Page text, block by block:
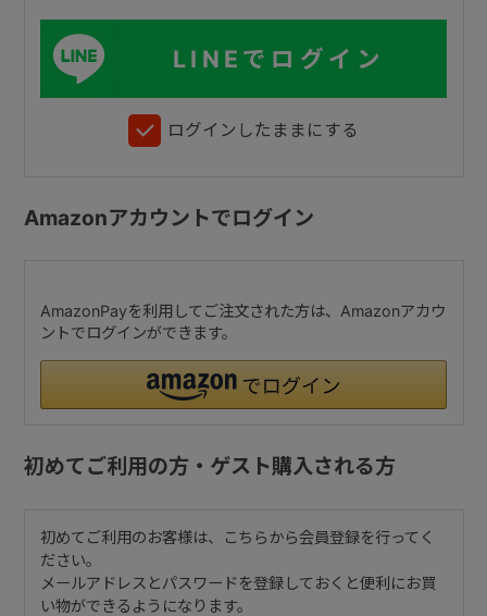
LINEでログイン
ログインしたままにする
Amazonアカウントでログイン
AmazonPayを利用してご注文された方は、Amazonアカウ
ントでログインができます。
初めてご利用の方・ゲスト購入される方
初めてご利用のお客様は、こちらから会員登録を行ってく
ださい。
メールアドレスとパスワードを登録しておくと便利にお買
い物ができるようになります。